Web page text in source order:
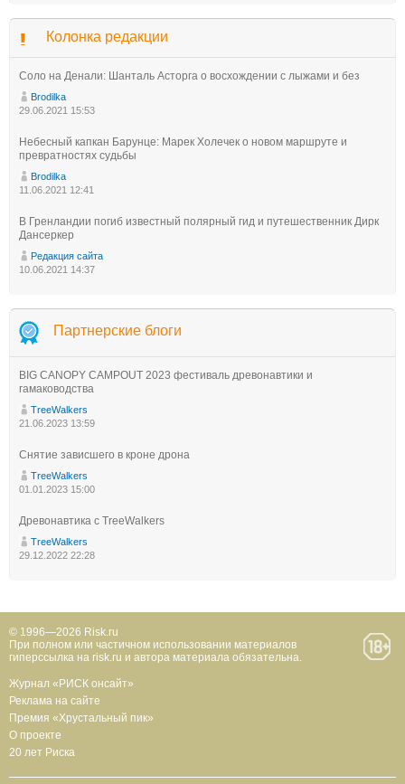
Колонка редакции
Соло на Денали: Шанталь Асторга о восхождении с лыжами и без
Brodilka
29.06.2021 15:53
Небесный капкан Барунце: Марек Холечек о новом маршруте и
превратностях судьбы
Brodilka
11.06.2021 12:41
В Гренландии погиб известный полярный гид и путешественник Дирк
Дансеркер
Редакция сайта
10.06.2021 14:37
Партнерские блоги
BIG CANOPY CAMPOUT 2023 фестиваль древонавтики и
гамаководства
TreeWalkers
21.06.2023 13:59
Снятие зависшего в кроне дрона
TreeWalkers
01.01.2023 15:00
Древонавтика с TreeWalkers
TreeWalkers
29.12.2022 22:28
© 1996—2026 Risk.ru
При полном или частичном использовании материалов
гиперссылка на risk.ru и автора материала обязательна.
Журнал «РИСК онсайт»
Реклама на сайте
Премия «Хрустальный пик»
О проекте
20 лет Риска